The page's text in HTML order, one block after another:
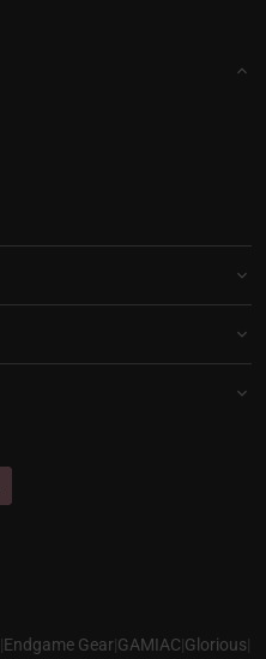
|Endgame Gear|GAMIAC|Glorious|